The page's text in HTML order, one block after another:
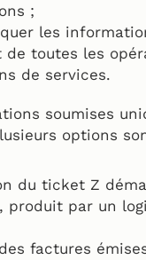
;
les
de toutes les
de services.
soumises
options
du ticket Z
produit par un
factures